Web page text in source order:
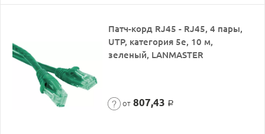
Патч-корд RJ45 - RJ45, 4 пары,
UTP, категория 5е, 10 м,
зеленый, LANMASTER
от 807,43 Р